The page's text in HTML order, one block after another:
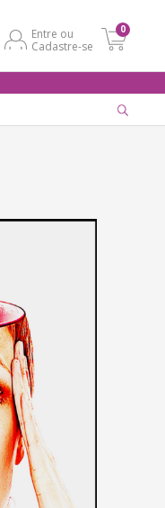
Entre ou
Cadastre-se
0